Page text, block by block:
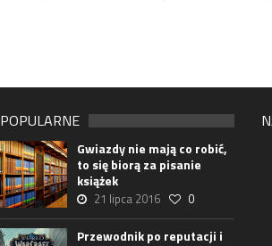
POPULARNE
Gwiazdy nie mają co robić,
to się biorą za pisanie
książek
21 lipca 2016 0
Przewodnik po reputacji i